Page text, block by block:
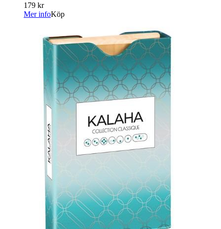
179 kr
Mer infoKöp